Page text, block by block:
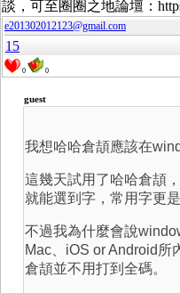
談，可至圈圈之地論壇：
e201302012123@gmail.com
15
0 0
guest
我想哈哈倉頡應該在
這幾天試用了哈哈倉頡
就能選到字，常用字更
不過我為什麼會說
Mac、iOS or Android所
倉頡並不用打到全碼。